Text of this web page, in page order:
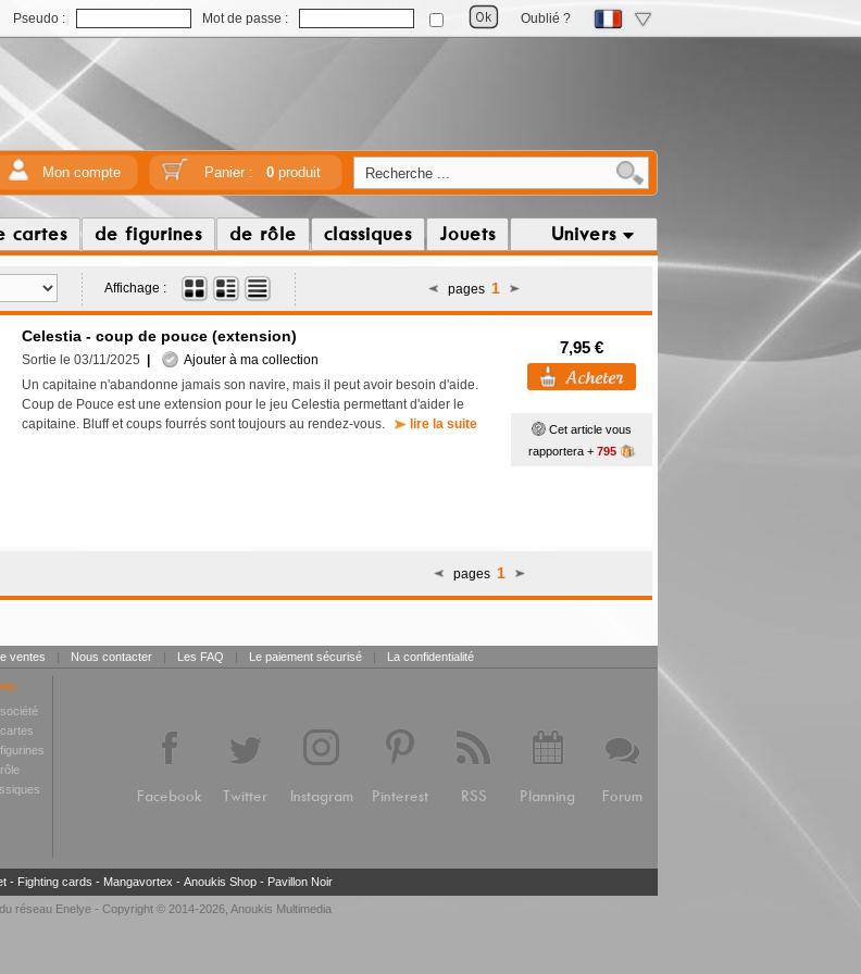
Pseudo : Mot de passe : Oublié ?
Mon compte Panier : 0produit
cartes de figurines de rôle classiques Jouets Univers
Affichage : pages 1
Celestia - coup de pouce (extension)
Sortie le 03/11/2025
Ajouter à ma collection
Un capitaine n'abandonne jamais son navire, mais il peut avoir besoin d'aide.
Coup de Pouce est une extension pour le jeu Celestia permettant d'aider le
capitaine. Bluff et coups fourrés sont toujours au rendez-vous.
lire la suite
7,95 €
Cet article vous
rapportera + 795
pages 1
ventes | Nous contacter | Les FAQ | Le paiement sécurisé | La confidentialité
Facebook Twitter Instagram Pinterest RSS Planning Forum
- Fighting cards - Mangavortex - Anoukis Shop- Pavillon Noir
réseau Enelye - Copyright © 2014-2026, Anoukis Multimedia